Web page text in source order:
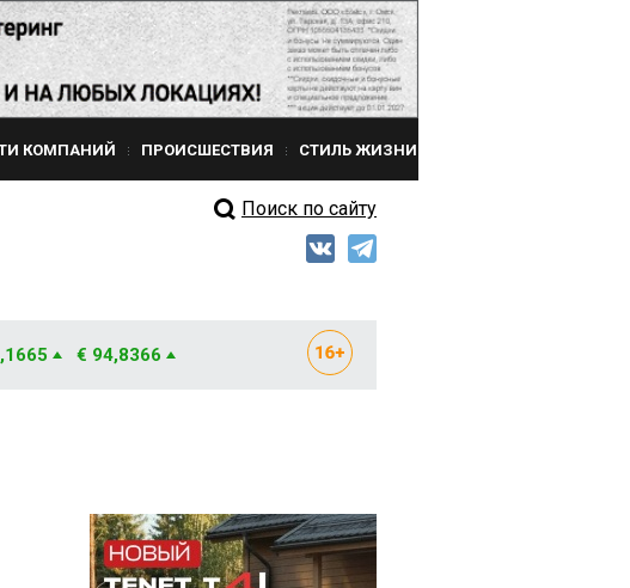
КОМПАНИЙ ПРОИСШЕСТВИЯ СТИЛЬ ЖИЗНИ
Поиск по сайту
€ 94,8366